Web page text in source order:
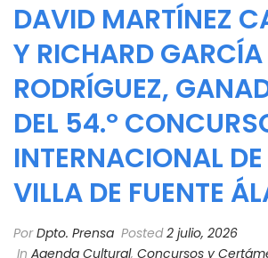
DAVID MARTÍNEZ
Y RICHARD GARCÍA
RODRÍGUEZ,
DEL 54.º
INTERNACIONAL
VILLA DE FUENTE
PorDpto. Prensa Posted2 julio, 2026
In Agenda Cultural, Concursos y